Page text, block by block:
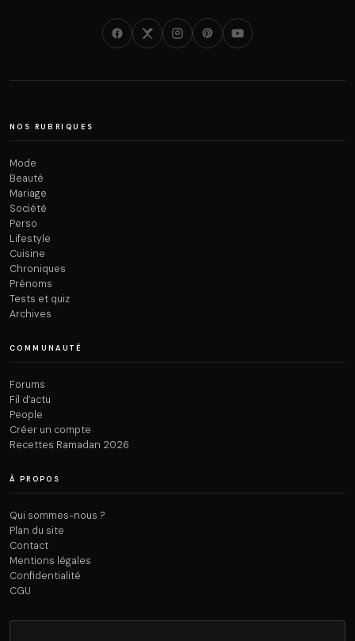
NOS RUBRIQUES
Mode
Beauté
Mariage
Société
Perso
Lifestyle
Cuisine
Chroniques
Prénoms
Tests et quiz
Archives
COMMUNAUTÉ
Forums
Fil d’actu
People
Créer un compte
Recettes Ramadan 2026
À PROPOS
Qui sommes-nous ?
Plan du site
Contact
Mentions légales
Confidentialité
CGU